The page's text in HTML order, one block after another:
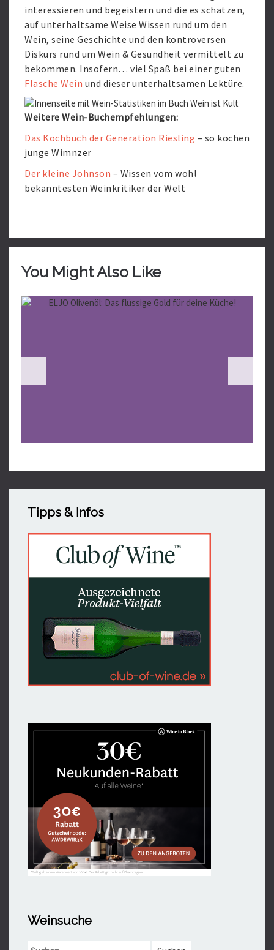
interessieren und begeistern und die es schätzen,
auf unterhaltsame Weise Wissen rund um den
Wein, seine Geschichte und den kontroversen
Diskurs rund um Wein & Gesundheit vermittelt zu
bekommen. Insofern… viel Spaß bei einer guten
Flasche Wein und dieser unterhaltsamen Lektüre.
Weitere Wein-Buchempfehlungen:
Das Kochbuch der Generation Riesling – so kochen
junge Wimnzer
Der kleine Johnson – Wissen vom wohl
bekanntesten Weinkritiker der Welt
You Might Also Like
Tipps & Infos
Weinsuche
Suchen